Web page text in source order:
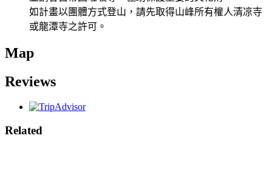
如計畫以團體方式登山，請先取得山峰所有權人清凉寺
或龍潭寺之許可。
Map
Reviews
Related